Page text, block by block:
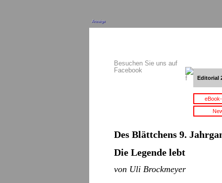
Anzeige
Besuchen Sie uns auf
Facebook
Editorial
Des Blättchens 9.
Die Legende lebt
von Uli Brockmeyer